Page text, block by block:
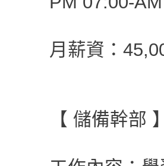
月薪資：
【 儲備幹部